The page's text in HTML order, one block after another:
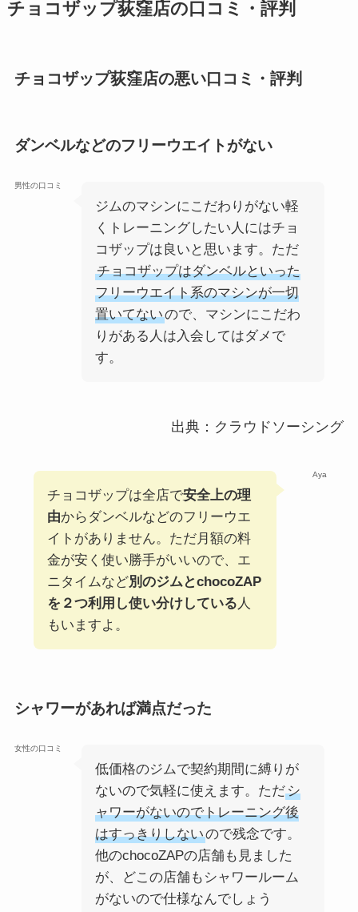
チョコザップ荻窪店の口コミ・評判
チョコザップ荻窪店の悪い口コミ・評判
ダンベルなどのフリーウエイトがない
男性の口コミ
ジムのマシンにこだわりがない軽
くトレーニングしたい人にはチョ
コザップは良いと思います。ただ
チョコザップはダンベルといった
フリーウエイト系のマシンが一切
置いてないので、マシンにこだわ
りがある人は入会してはダメで
す。
出典：クラウドソーシング
Aya
チョコザップは全店で安全上の理
由からダンベルなどのフリーウエ
イトがありません。ただ月額の料
金が安く使い勝手がいいので、エ
ニタイムなど別のジムとchocoZAP
を２つ利用し使い分けしている 人
もいますよ。
シャワーがあれば満点だった
女性の口コミ
低価格のジムで契約期間に縛りが
ないので気軽に使えます。ただシ
ャワーがないのでトレーニング後
はすっきりしないので残念です。
他のchocoZAPの店舗も見ました
が、どこの店舗もシャワールーム
がないので仕様なんでしょう